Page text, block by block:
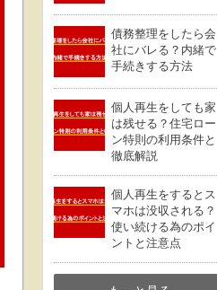
債務整理をしたら会
社にバレる？内緒で
手続きする方法
個人再生をしても家
は残せる？住宅ロー
ン特則の利用条件と
徹底解説
個人再生をするとス
マホは没収される？
使い続ける為のポイ
ントと注意点